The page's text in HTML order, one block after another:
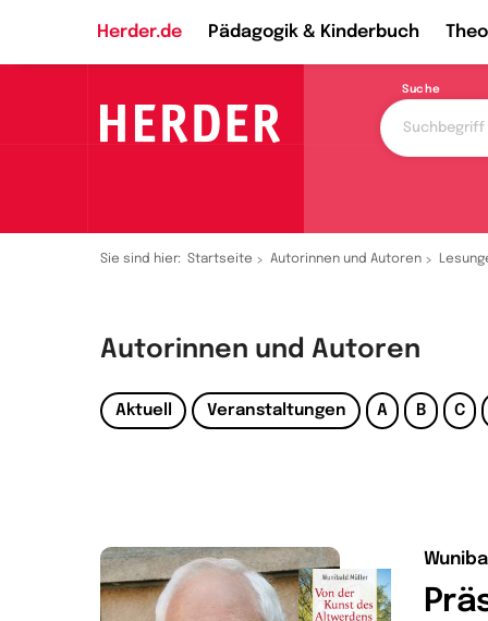
Herder.de Pädagogik & Kinderbuch
Suche
Sie sind hier: Startseite Autorinnen und Autoren
Autorinnen und Autoren
Aktuell Veranstaltungen A B C